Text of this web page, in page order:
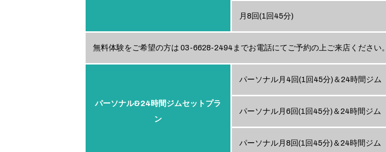
月8回(1回45分)
無料体験をご希望の方は 03-6628-2494までお電話にてご予約の上ご来店ください。
パーソナル&24時間ジムセットプラ
ン
パーソナル月4回(1回45分)＆24時間ジム
パーソナル月6回(1回45分)＆24時間ジム
パーソナル月8回(1回45分)＆24時間ジム